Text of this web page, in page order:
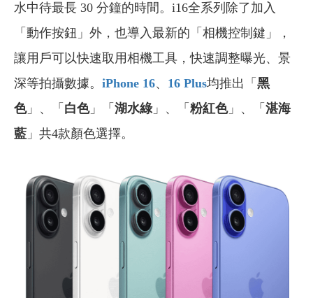
水中待最長 30 分鐘的時間。i16全系列除了加入
「動作按鈕」外，也導入最新的「相機控制鍵」，
讓用戶可以快速取用相機工具，快速調整曝光、景
深等拍攝數據。 iPhone 16、 16 Plus均推出 「 黑
色」、「 白色」 「 湖水綠」、「 粉紅色」 、 「 湛海
藍 」共4款顏色選擇。